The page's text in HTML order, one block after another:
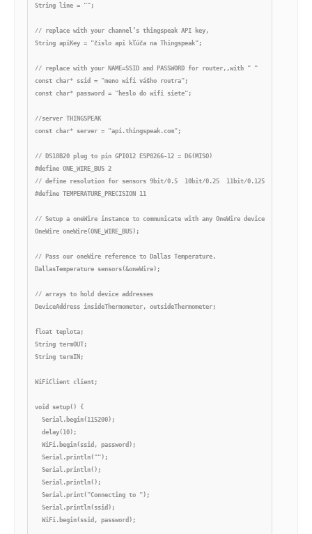
String line = "";
// replace with your channel’s thingspeak API key,
String apiKey = "číslo api kľúča na Thingspeak";
// replace with your NAME=SSID and PASSWORD for router,,with " "
const char* ssid = "meno wifi vášho routra";
const char* password = "heslo do wifi siete";
//server THINGSPEAK
const char* server = "api.thingspeak.com";
// DS18B20 plug to pin GPIO12 ESP8266-12 = D6(MISO)
#define ONE_WIRE_BUS 2
// define resolution for sensors 9bit/0.5  10bit/0.25  11bit/0.125  12bit/
#define TEMPERATURE_PRECISION 11
// Setup a oneWire instance to communicate with any OneWire devices (not just
OneWire oneWire(ONE_WIRE_BUS);
// Pass our oneWire reference to Dallas Temperature.
DallasTemperature sensors(&oneWire);
// arrays to hold device addresses
DeviceAddress insideThermometer, outsideThermometer;
float teplota;
String termOUT;
String termIN;
WiFiClient client;
void setup() {
  Serial.begin(115200);
  delay(10);
  WiFi.begin(ssid, password);
  Serial.println("");
  Serial.println();
  Serial.println();
  Serial.print("Connecting to ");
  Serial.println(ssid);
  WiFi.begin(ssid, password);